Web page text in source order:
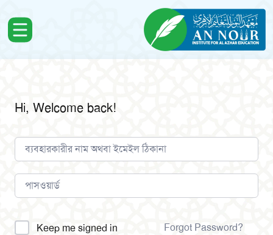
Hi, Welcome back!
Alternative:
Keep me signed in Forgot Password?